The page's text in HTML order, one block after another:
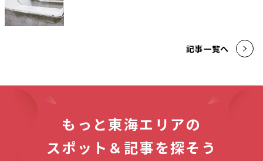
記事一覧へ
もっと東海エリアの
スポット＆記事を探そう